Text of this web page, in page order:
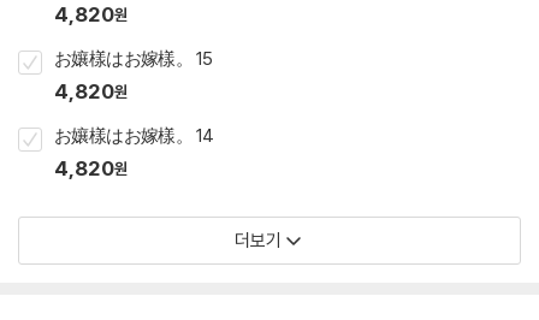
4,820원
お孃樣はお嫁樣。 15
4,820원
お孃樣はお嫁樣。 14
4,820원
더보기